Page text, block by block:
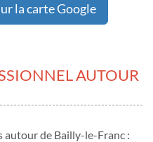
la carte Google
AUTOUR
autour de Bailly-le-Franc :